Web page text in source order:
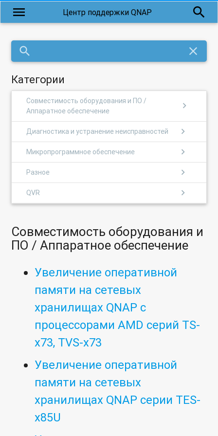
menu Центр поддержки QNAP search
search close
Категории
Совместимость оборудования и ПО /
Аппаратное обеспечение
chevron_right
Диагностика и устранение неисправностей chevron_right
Микропрограммное обеспечение chevron_right
Разное chevron_right
QVR chevron_right
Совместимость оборудования и
ПО / Аппаратное обеспечение
Увеличение оперативной
памяти на сетевых
хранилищах QNAP с
процессорами AMD серий TS-
x73, TVS-x73
Увеличение оперативной
памяти на сетевых
хранилищах QNAP серии TES-
x85U